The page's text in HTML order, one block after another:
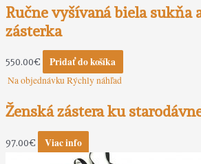
Ručne vyšívaná biela sukňa
zásterka
550.00€ Pridať do košíka
Na objednávkuRýchly náhľad
Ženská zástera ku
97.00€ Viac info